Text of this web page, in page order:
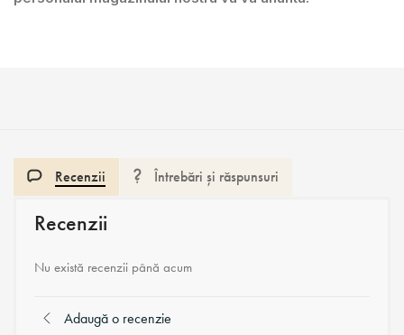
Recenzii Întrebări și răspunsuri
Recenzii
Nu există recenzii până acum
Adaugă o recenzie